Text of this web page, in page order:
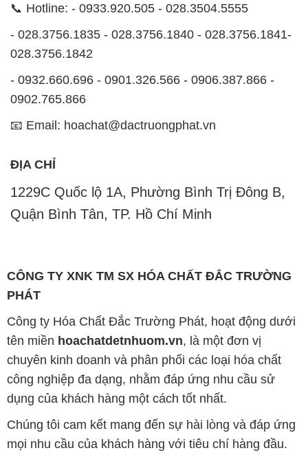
📞 Hotline: - 0933.920.505 - 028.3504.5555
- 028.3756.1835 - 028.3756.1840 - 028.3756.1841-
028.3756.1842
- 0932.660.696 - 0901.326.566 - 0906.387.866 -
0902.765.866
📧 Email: hoachat@dactruongphat.vn
ĐỊA CHỈ
1229C Quốc lộ 1A, Phường Bình Trị Đông B,
Quận Bình Tân, TP. Hồ Chí Minh
CÔNG TY XNK TM SX HÓA CHẤT ĐẮC TRƯỜNG
PHÁT
Công ty Hóa Chất Đắc Trường Phát, hoạt động dưới
tên miền hoachatdetnhuom.vn, là một đơn vị
chuyên kinh doanh và phân phối các loại hóa chất
công nghiệp đa dạng, nhằm đáp ứng nhu cầu sử
dụng của khách hàng một cách tốt nhất.
Chúng tôi cam kết mang đến sự hài lòng và đáp ứng
mọi nhu cầu của khách hàng với tiêu chí hàng đầu.